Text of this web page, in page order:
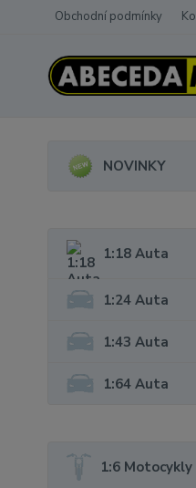
Obchodní podmínky
NOVINKY
1:18 Auta
1:24 Auta
1:43 Auta
1:64 Auta
1:6 Motocykly